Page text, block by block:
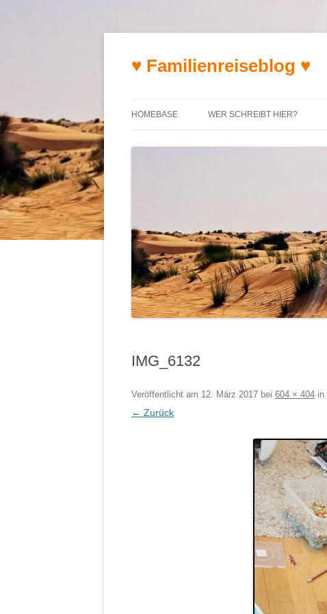
♥ Familienreiseblog ♥
HOMEBASE WER SCHREIBT HIER?
IMG_6132
Veröffentlicht am 12. März 2017 bei 604 × 404 in
← Zurück